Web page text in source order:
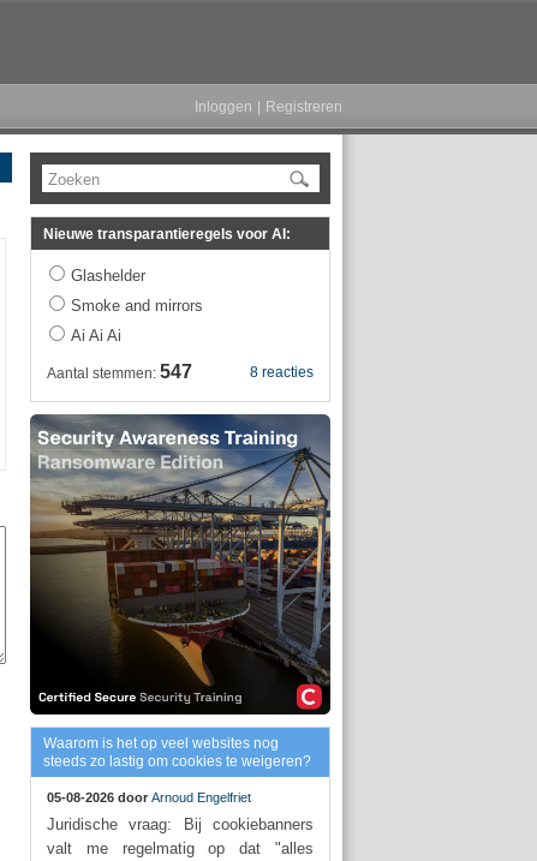
Inloggen Registreren
Zoeken
Nieuwe transparantieregels voor AI:
Glashelder
Smoke and mirrors
Ai Ai Ai
8 reacties
Aantal stemmen: 547
Waarom is het op veel websites nog
steeds zo lastig om cookies te weigeren?
05-08-2026 door Arnoud Engelfriet
Juridische vraag: Bij cookiebanners
valt me regelmatig op dat "alles